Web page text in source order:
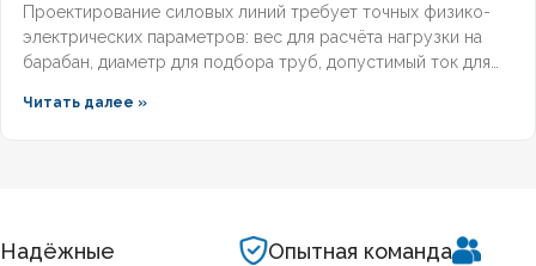
Проектирование силовых линий требует точных физико-
электрических параметров: вес для расчёта нагрузки на
барабан, диаметр для подбора труб, допустимый ток для
алюминиевых бронированных кабелей с изоляцией из
Читать далее »
Надёжные
Опытная команда